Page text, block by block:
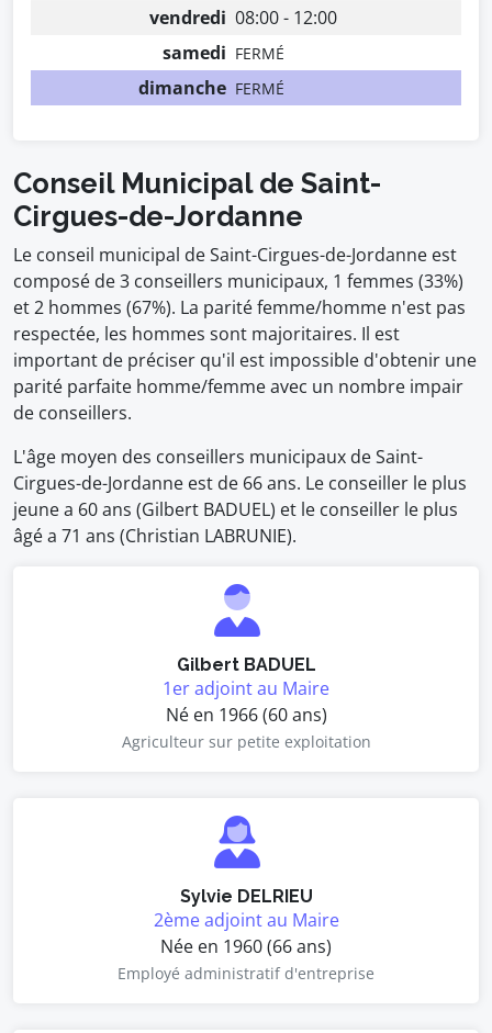
vendredi 08:00 - 12:00
samedi FERMÉ
dimanche FERMÉ
Conseil Municipal de Saint-
Cirgues-de-Jordanne
Le conseil municipal de Saint-Cirgues-de-Jordanne est
composé de 3 conseillers municipaux, 1 femmes (33%)
et 2 hommes (67%). La parité femme/homme n'est pas
respectée, les hommes sont majoritaires. Il est
important de préciser qu'il est impossible d'obtenir une
parité parfaite homme/femme avec un nombre impair
de conseillers.
L'âge moyen des conseillers municipaux de Saint-
Cirgues-de-Jordanne est de 66 ans. Le conseiller le plus
jeune a 60 ans (Gilbert BADUEL) et le conseiller le plus
âgé a 71 ans (Christian LABRUNIE).
Gilbert BADUEL
1er adjoint au Maire
Né en 1966 (60 ans)
Agriculteur sur petite exploitation
Sylvie DELRIEU
2ème adjoint au Maire
Née en 1960 (66 ans)
Employé administratif d'entreprise